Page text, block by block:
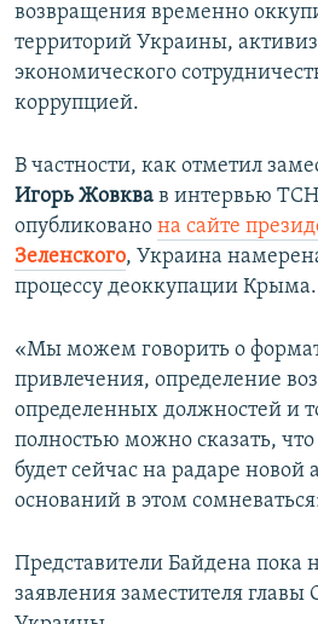
возвращения временно
территорий Украины,
экономического
коррупцией.
В частности, как отметил
Игорь Жовква в интервью
опубликовано на сайте
Зеленского, Украина
процессу деоккупации Крыма.
«Мы можем говорить о
привлечения, определение
определенных должностей и
полностью можно сказать, что
будет сейчас на радаре
оснований в этом
Представители Байдена пока
заявления заместителя главы